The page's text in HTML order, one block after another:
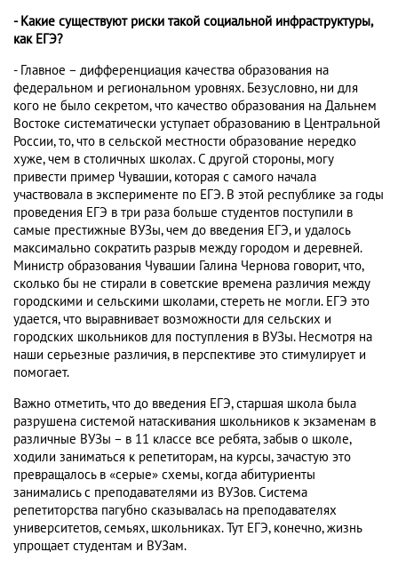
- Какие существуют риски такой социальной инфраструктуры,
как ЕГЭ?
- Главное – дифференциация качества образования на
федеральном и региональном уровнях. Безусловно, ни для
кого не было секретом, что качество образования на Дальнем
Востоке систематически уступает образованию в Центральной
России, то, что в сельской местности образование нередко
хуже, чем в столичных школах. С другой стороны, могу
привести пример Чувашии, которая с самого начала
участвовала в эксперименте по ЕГЭ. В этой республике за годы
проведения ЕГЭ в три раза больше студентов поступили в
самые престижные ВУЗы, чем до введения ЕГЭ, и удалось
максимально сократить разрыв между городом и деревней.
Министр образования Чувашии Галина Чернова говорит, что,
сколько бы не стирали в советские времена различия между
городскими и сельскими школами, стереть не могли. ЕГЭ это
удается, что выравнивает возможности для сельских и
городских школьников для поступления в ВУЗы. Несмотря на
наши серьезные различия, в перспективе это стимулирует и
помогает.
Важно отметить, что до введения ЕГЭ, старшая школа была
разрушена системой натаскивания школьников к экзаменам в
различные ВУЗы – в 11 классе все ребята, забыв о школе,
ходили заниматься к репетиторам, на курсы, зачастую это
превращалось в «серые» схемы, когда абитуриенты
занимались с преподавателями из ВУЗов. Система
репетиторства пагубно сказывалась на преподавателях
университетов, семьях, школьниках. Тут ЕГЭ, конечно, жизнь
упрощает студентам и ВУЗам.